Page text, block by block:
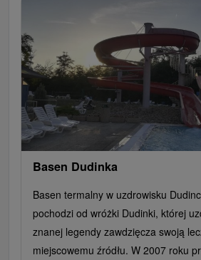
Loty widokowe i rejsy wycieczkowe
Jeziora, jeziora, zbiorniki wodne
Zabytki techniki
Wodospady
Kościoły drewniane Źródła
Túry a turistické chodníky
Zamki Chaty
Rafting, rafting, rafting
Obiekty architektoniczne
Pola golfowe
Tory gokartowe
Amfiteatry i
Szlaki winne
Cyklotrasy
Basen Dudinka
Basen termalny w uzdrowisku
pochodzi od wróżki Dudinki, której
znanej legendy zawdzięcza swoją
miejscowemu źródłu. W 2007 roku